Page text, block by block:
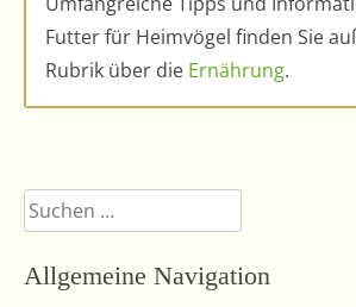
Futter für Heimvögel finden Sie
Rubrik über die Ernährung.
Suchen
nach:
Allgemeine Navigation